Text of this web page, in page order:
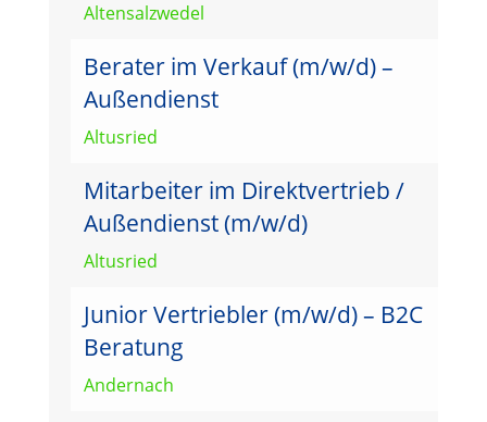
Altensalzwedel
Berater im Verkauf (m/w/d) –
Außendienst
Altusried
Mitarbeiter im Direktvertrieb /
Außendienst (m/w/d)
Altusried
Junior Vertriebler (m/w/d) – B2C
Beratung
Andernach